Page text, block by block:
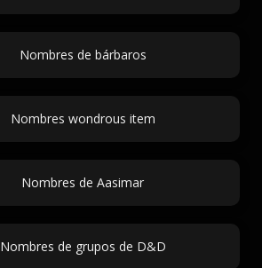
Nombres de bárbaros
Nombres wondrous item
Nombres de Aasimar
Nombres de grupos de D&D